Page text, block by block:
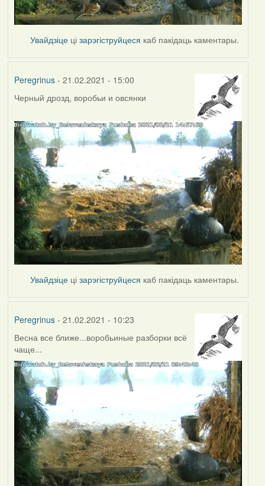
Увайдзіце цізарэгіструйцеся каб пакідаць каментары.
Peregrinus- 21.02.2021 - 15:00
Черный дрозд, воробьи и овсянки
Увайдзіце цізарэгіструйцеся каб пакідаць каментары.
Peregrinus- 21.02.2021 - 10:23
Весна все ближе...воробьиные разборки всё
чаще...